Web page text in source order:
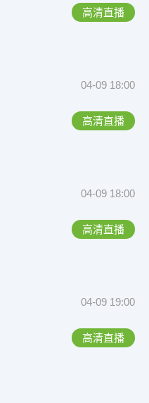
高清直播
04-09 18:00
高清直播
04-09 18:00
高清直播
04-09 19:00
高清直播